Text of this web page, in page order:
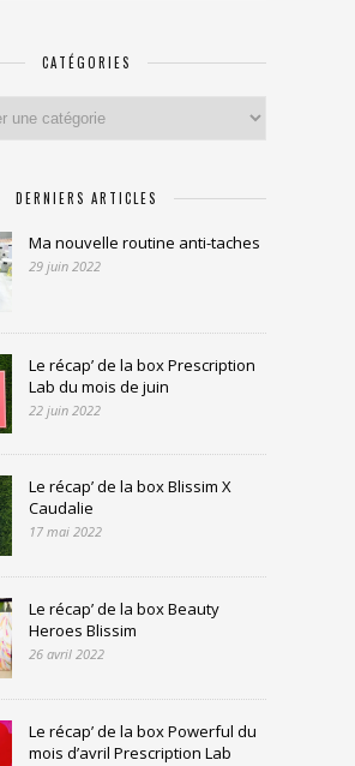
CATÉGORIES
DERNIERS ARTICLES
Ma nouvelle routine anti-taches
29 juin 2022
Le récap’ de la box Prescription
Lab du mois de juin
22 juin 2022
Le récap’ de la box Blissim X
Caudalie
17 mai 2022
Le récap’ de la box Beauty
Heroes Blissim
26 avril 2022
Le récap’ de la box Powerful du
mois d’avril Prescription Lab